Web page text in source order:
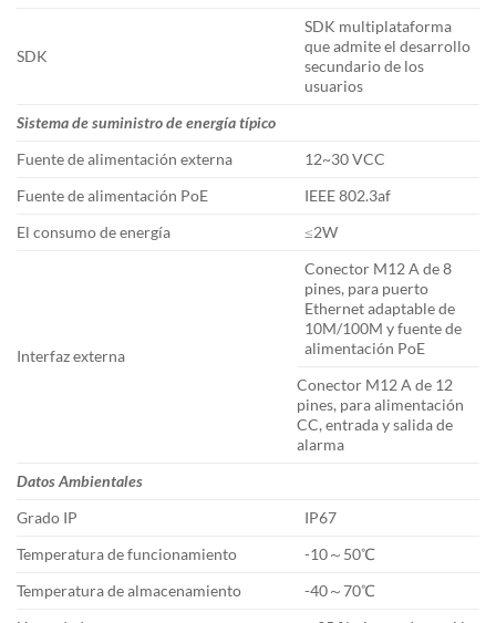
SDK
SDK multiplataforma
que admite el desarrollo
secundario de los
usuarios
Sistema de suministro de energía típico
Fuente de alimentación externa
12~30 VCC
Fuente de alimentación PoE
IEEE 802.3af
El consumo de energía
≤2W
Interfaz externa
Conector M12 A de 8
pines, para puerto
Ethernet adaptable de
10M/100M y fuente de
alimentación PoE
Conector M12 A de 12
pines, para alimentación
CC, entrada y salida de
alarma
Datos Ambientales
Grado IP
IP67
Temperatura de funcionamiento
-10～50℃
Temperatura de almacenamiento
-40～70℃